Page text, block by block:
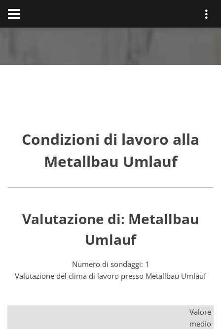
Condizioni di lavoro alla
Metallbau Umlauf
Valutazione di: Metallbau
Umlauf
Numero di sondaggi: 1
Valutazione del clima di lavoro presso Metallbau Umlauf
Valore
medio